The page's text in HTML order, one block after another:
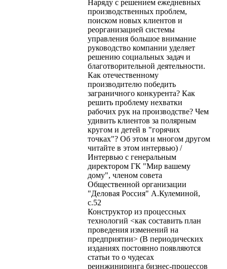
Наряду с решением ежедневных
производственных проблем,
поиском новых клиентов и
реорганизацией системы
управления большое внимание
руководство компании уделяет
решению социальных задач и
благотворительной деятельности.
Как отечественному
производителю победить
заграничного конкурента? Как
решить проблему нехватки
рабочих рук на производстве? Чем
удивить клиентов за полярным
кругом и детей в "горячих
точках"? Об этом и многом другом
читайте в этом интервью) /
Интервью с генеральным
директором ГК "Мир вашему
дому", членом совета
Общественной организации
"Деловая Россия" А.Кулеминой,
с.52
Конструктор из процессных
технологий <как составить план
проведения изменений на
предприятии> (В периодических
изданиях постоянно появляются
статьи то о чудесах
реинжиниринга бизнес-процессов